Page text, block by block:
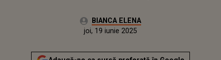
Autor:BIANCA ELENA
Actualizat:
joi, 19 iunie 2025